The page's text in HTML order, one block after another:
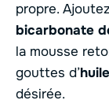
propre.
bicarbonate
la mousse
gouttes d’
désirée.